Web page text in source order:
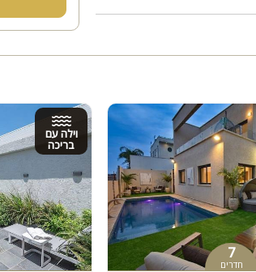
7
חדרים
וילה עם
בריכה